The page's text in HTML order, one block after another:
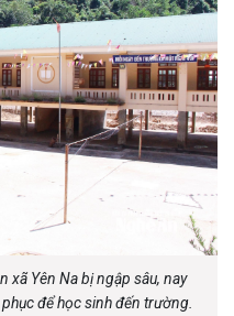
xã Yên Na bị ngập sâu, nay
để học sinh đến trường.